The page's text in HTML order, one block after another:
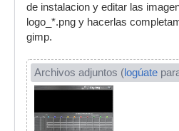
de instalacion y editar las
logo_*.png y hacerlas
gimp.
Archivos adjuntos (logúate